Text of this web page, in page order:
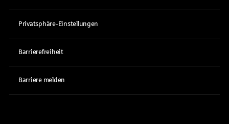
Privatsphäre-Einstellungen
Barrierefreiheit
Barriere melden